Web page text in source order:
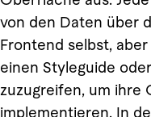
von den Daten über
Frontend selbst,
einen Styleguide
zuzugreifen, um ihre
implementieren. In